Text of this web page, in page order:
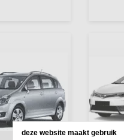
deze website maakt gebruik